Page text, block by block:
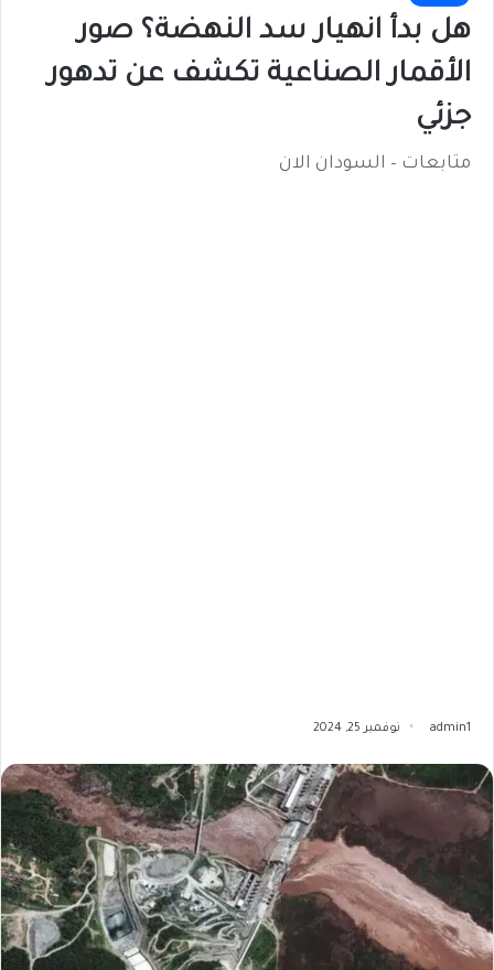
هل بدأ انهيار سد النهضة؟ صور
الأقمار الصناعية تكشف عن تدهور
جزئي
متابعات – السودان الان
admin1 نوفمبر 25, 2024